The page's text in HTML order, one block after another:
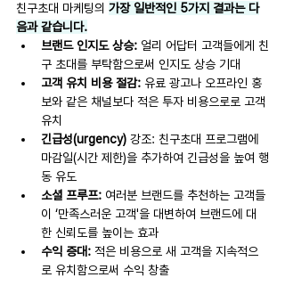
친구초대 마케팅의 가장 일반적인 5가지 결과는 다
음과 같습니다.
브랜드 인지도 상승: 얼리 어답터 고객들에게 친
구 초대를 부탁함으로써 인지도 상승 기대
고객 유치 비용 절감: 유료 광고나 오프라인 홍
보와 같은 채널보다 적은 투자 비용으로로 고객
유치
긴급성(urgency) 강조: 친구초대 프로그램에
마감일(시간 제한)을 추가하여 긴급성을 높여 행
동 유도
소셜 프루프: 여러분 브랜드를 추천하는 고객들
이 ‘만족스러운 고객'을 대변하여 브랜드에 대
한 신뢰도를 높이는 효과
수익 증대: 적은 비용으로 새 고객을 지속적으
로 유치함으로써 수익 창출